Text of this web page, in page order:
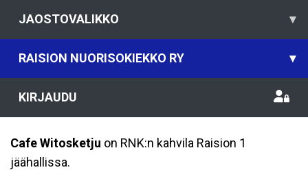
JAOSTOVALIKKO ▾
RAISION NUORISOKIEKKO RY ▾
KIRJAUDU
CafeWitosketju on RNK:n kahvila Raision 1
jäähallissa.